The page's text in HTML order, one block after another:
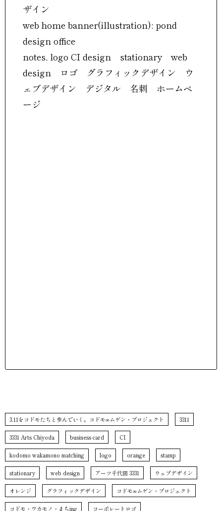
ザイン
web home banner(illustration): pond
design office
notes, logo CI design stationary web
design ロゴ グラフィックデザイン ウ
ェブデザイン デジタル 名刺 ホームペ
ージ
3.11をコドモたちと歩んでいく。コドモ∞ムゲン・プロジェクト 3311
3331 Arts Chiyoda business card CI
kodomo wakamono matching logo orange stamp
stationary web design アーツ千代田 3331 ウェブデザイン
オレンジ グラフィックデザイン コドモ∞ムゲン・プロジェクト
コドモ・ワカモノ・まちing コーポレートロゴ